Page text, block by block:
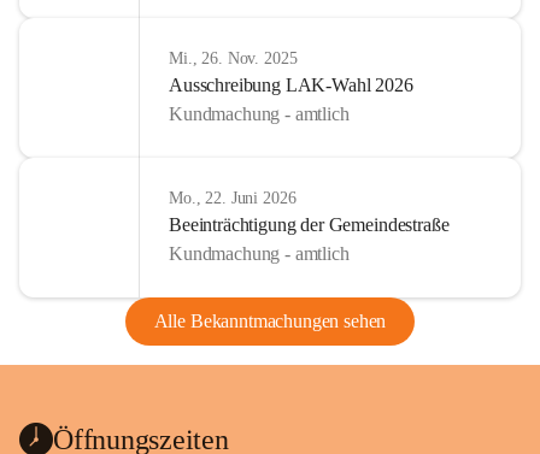
Mi., 26. Nov. 2025
Ausschreibung LAK-Wahl 2026
Kundmachung - amtlich
Mo., 22. Juni 2026
Beeinträchtigung der Gemeindestraße
Kundmachung - amtlich
Alle Bekanntmachungen sehen
Öffnungszeiten